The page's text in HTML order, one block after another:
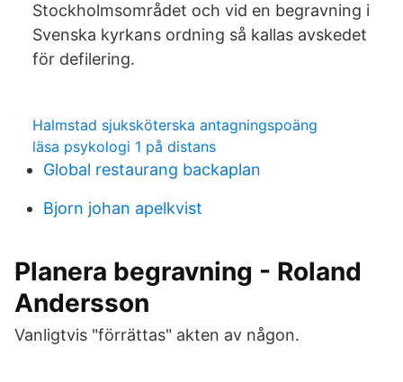
Stockholmsområdet och vid en begravning i
Svenska kyrkans ordning så kallas avskedet
för defilering.
Halmstad sjuksköterska antagningspoäng
läsa psykologi 1 på distans
Global restaurang backaplan
Bjorn johan apelkvist
Planera begravning - Roland
Andersson
Vanligtvis "förrättas" akten av någon.